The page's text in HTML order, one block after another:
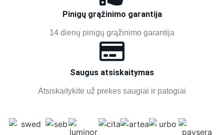
Pinigų grąžinimo garantija
14 dienų pinigų grąžinimo garantija
Saugus atsiskaitymas
Atsiskaitykite už prekes saugiai ir patogiai